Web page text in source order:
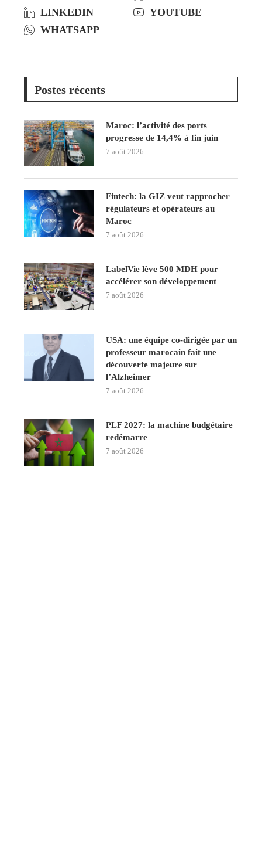
LINKEDIN
YOUTUBE
WHATSAPP
Postes récents
Maroc: l’activité des ports
progresse de 14,4% à fin juin
7 août 2026
Fintech: la GIZ veut rapprocher
régulateurs et opérateurs au
Maroc
7 août 2026
LabelVie lève 500 MDH pour
accélérer son développement
7 août 2026
USA: une équipe co-dirigée par un
professeur marocain fait une
découverte majeure sur
l’Alzheimer
7 août 2026
PLF 2027: la machine budgétaire
redémarre
7 août 2026